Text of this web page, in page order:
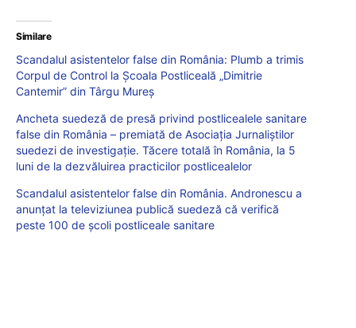
Similare
Scandalul asistentelor false din România: Plumb a trimis
Corpul de Control la Școala Postliceală „Dimitrie
Cantemir” din Târgu Mureș
Ancheta suedeză de presă privind postlicealele sanitare
false din România – premiată de Asociația Jurnaliștilor
suedezi de investigație. Tăcere totală în România, la 5
luni de la dezvăluirea practicilor postlicealelor
Scandalul asistentelor false din România. Andronescu a
anunțat la televiziunea publică suedeză că verifică
peste 100 de școli postliceale sanitare